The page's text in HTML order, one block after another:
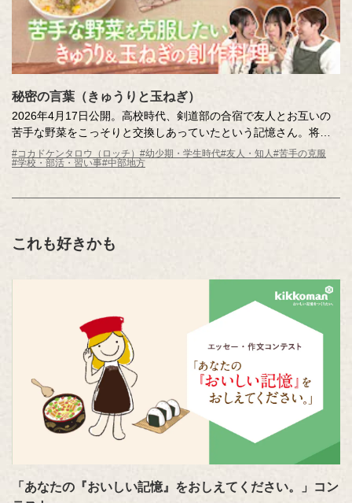
秘密の言葉（きゅうりと玉ねぎ）
2026年4月17日公開。高校時代、剣道部の合宿で友人とお互いの
苦手な野菜をこっそりと交換しあっていたという記憶さん。将来
の夢のために、苦手を克服したいのだそう。静岡県・浜町の農家
や料理人の皆さんにご協力いただき、友人とともに苦手克服を目
#コカドケンタロウ（ロッチ） #幼少期・学生時代#友人・知人 #苦手の克服
#学校・部活・習い事#中部地方
これも好きかも
「あなたの『おいしい記憶』をおしえてください。」コン